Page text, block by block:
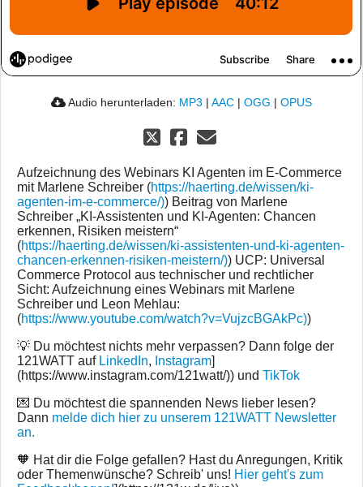
Audio herunterladen: MP3 | AAC | OGG | OPUS
Aufzeichnung des Webinars KI Agenten im E-Commerce
mit Marlene Schreiber (https://haerting.de/wissen/ki-
agenten-im-e-commerce/)) Beitrag von Marlene
Schreiber „KI-Assistenten und KI-Agenten: Chancen
erkennen, Risiken meistern“
(https://haerting.de/wissen/ki-assistenten-und-ki-agenten-
chancen-erkennen-risiken-meistern/)) UCP: Universal
Commerce Protocol aus technischer und rechtlicher
Sicht: Aufzeichnung eines Webinars mit Marlene
Schreiber und Leon Mehlau:
(https://www.youtube.com/watch?v=VujzcBGAkPc))
💡 Du möchtest nichts mehr verpassen? Dann folge der
121WATT auf LinkedIn, Instagram]
(https://www.instagram.com/121watt/)) und TikTok
💌 Du möchtest die spannenden News lieber lesen?
Dann melde dich hier zu unserem 121WATT Newsletter
an.
🧡 Hat dir die Folge gefallen? Hast du Anregungen, Kritik
oder Themenwünsche? Schreib' uns! Hier geht's zum